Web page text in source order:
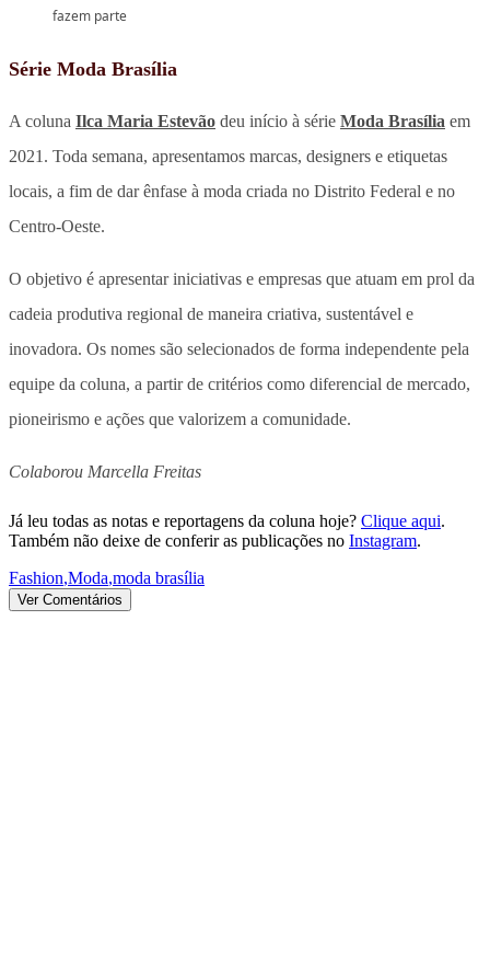
fazem parte
Série Moda Brasília
A coluna Ilca Maria Estevão deu início à série Moda Brasília em
2021. Toda semana, apresentamos marcas, designers e etiquetas
locais, a fim de dar ênfase à moda criada no Distrito Federal e no
Centro-Oeste.
O objetivo é apresentar iniciativas e empresas que atuam em prol da
cadeia produtiva regional de maneira criativa, sustentável e
inovadora. Os nomes são selecionados de forma independente pela
equipe da coluna, a partir de critérios como diferencial de mercado,
pioneirismo e ações que valorizem a comunidade.
Colaborou Marcella Freitas
Já leu todas as notas e reportagens da coluna hoje? Clique aqui.
Também não deixe de conferir as publicações no Instagram.
Fashion,Moda,moda brasília
Ver Comentários